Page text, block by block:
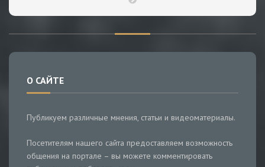
О САЙТЕ
Публикуем различные мнения, статьи и видеоматериалы.
Посетителям нашего сайта предоставляем возможность
общения на портале – вы можете комментировать